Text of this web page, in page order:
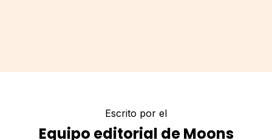
Escrito por el
Equipo editorial de Moons